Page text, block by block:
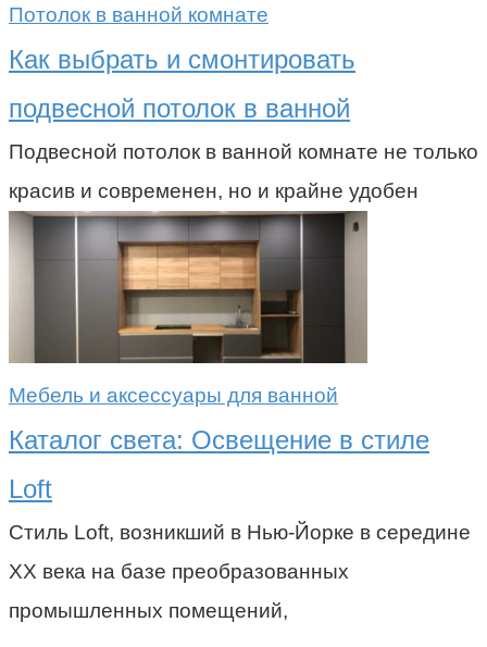
Потолок в ванной комнате
Как выбрать и смонтировать
подвесной потолок в ванной
Подвесной потолок в ванной комнате не только
красив и современен, но и крайне удобен
Мебель и аксессуары для ванной
Каталог света: Освещение в стиле
Loft
Стиль Loft, возникший в Нью-Йорке в середине
XX века на базе преобразованных
промышленных помещений,